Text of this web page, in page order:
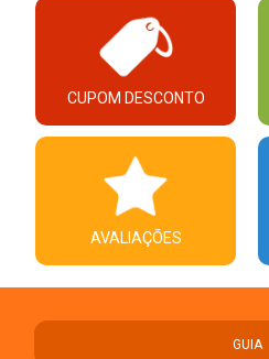
CUPOM DESCONTO
AVALIAÇÕES
GUIA